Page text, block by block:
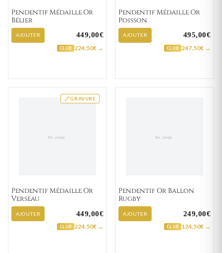
Pendentif Médaille Or
Bélier
AJOUTER 449,00€
CLUB 224,50€ →
Pendentif Médaille Or
Poisson
AJOUTER 495,00€
CLUB 247,50€ →
GRAVURE
Pendentif Médaille Or
Verseau
AJOUTER 449,00€
CLUB 224,50€ →
Pendentif Or Ballon
Rugby
AJOUTER 249,00€
CLUB 124,50€ →